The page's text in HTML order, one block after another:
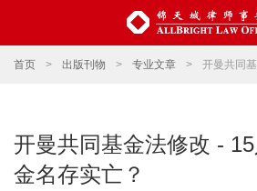
首页 > 出版刊物 > 专业文章 > 开曼共同基金
开曼共同基金法修改 -
金名存实亡？